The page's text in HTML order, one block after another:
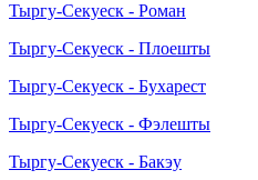
Тыргу-Секуеск - Роман
Тыргу-Секуеск - Плоешты
Тыргу-Секуеск - Бухарест
Тыргу-Секуеск - Фэлешты
Тыргу-Секуеск - Бакэу